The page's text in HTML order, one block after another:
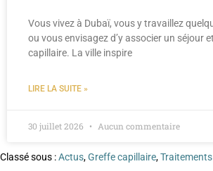
Vous vivez à Dubaï, vous y travaillez
ou vous envisagez d’y associer un séjour
capillaire. La ville inspire
LIRE LA SUITE »
30 juillet 2026 Aucun commentaire
Classé sous :Actus,Greffe capillaire,